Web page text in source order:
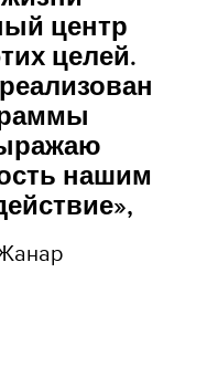
центр
целей.
нашим